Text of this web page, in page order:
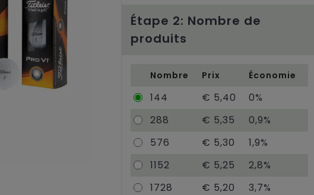
Étape 2: Nombre de
produits
Nombre Prix Économie
144 € 5,40
0%
288
€ 5,35
0,9%
576
€ 5,30
1,9%
1152
€ 5,25
2,8%
1728
€ 5,20 3,7%